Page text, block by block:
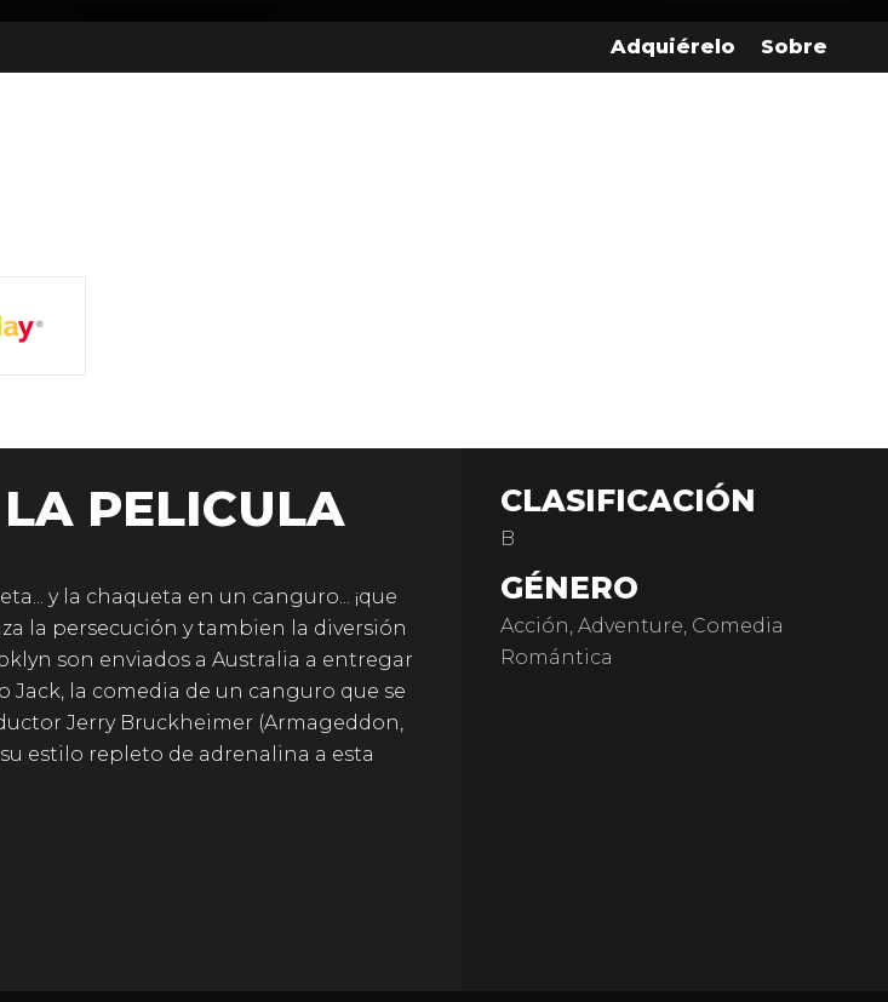
Adquiérelo Sobre
PELICULA
y la chaqueta en un canguro... ¡que
la persecución y tambien la diversión
son enviados a Australia a entregar
Jack, la comedia de un canguro que se
Jerry Bruckheimer (Armageddon,
estilo repleto de adrenalina a esta
CLASIFICACIÓN
B
GÉNERO
Acción, Adventure, Comedia
Romántica